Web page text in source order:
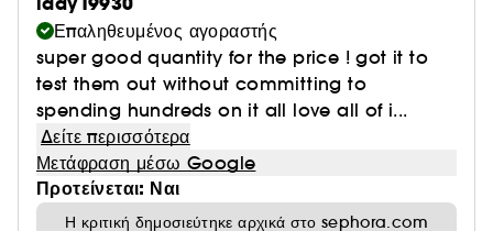
Επαληθευμένος αγοραστής
super good quantity for the price ! got it to
test them out without committing to
spending hundreds on it all love all of i...
Δείτε περισσότερα
Μετάφραση μέσω Google
Προτείνεται: Ναι
Η κριτική δημοσιεύτηκε αρχικά στο sephora.com